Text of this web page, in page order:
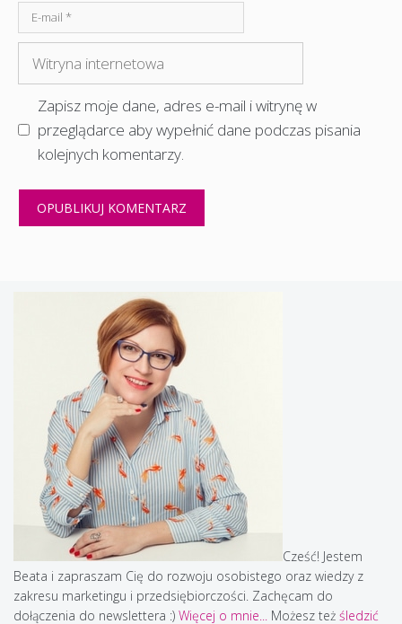
mail
internetowa
Zapisz moje dane, adres e-mail i witrynę w
przeglądarce aby wypełnić dane podczas pisania
kolejnych komentarzy.
Cześć! Jestem
Beata i zapraszam Cię do rozwoju osobistego oraz wiedzy z
zakresu marketingu i przedsiębiorczości. Zachęcam do
dołączenia do newslettera :) Więcej o mnie... Możesz też śledzić